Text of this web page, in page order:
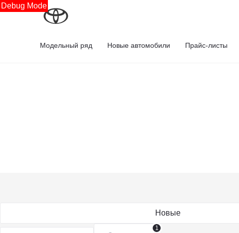
Debug Mode
Модельный ряд Новые автомобили Прайс-листы
Новые
1